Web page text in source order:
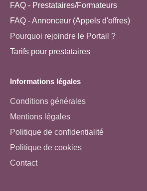
FAQ - Prestataires/Formateurs
FAQ - Annonceur (Appels d'offres)
Pourquoi rejoindre le Portail ?
Tarifs pour prestataires
Informations légales
Conditions générales
Mentions légales
Politique de confidentialité
Politique de cookies
Contact